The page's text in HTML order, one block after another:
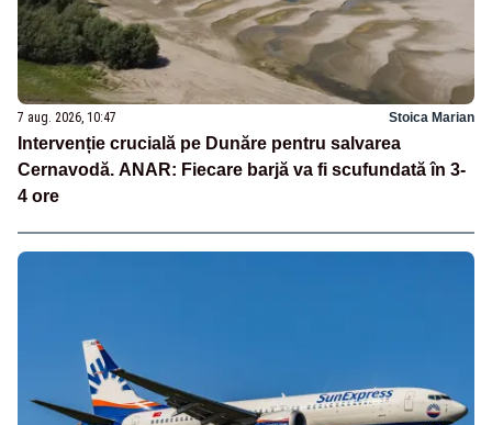
7 aug. 2026, 10:47 Stoica Marian
Intervenție crucială pe Dunăre pentru salvarea
Cernavodă. ANAR: Fiecare barjă va fi scufundată în 3-
4 ore